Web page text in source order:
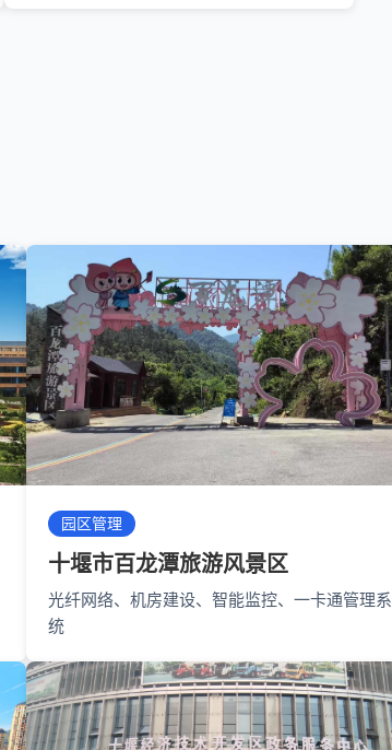
园区管理
十堰市百龙潭旅游风景区
光纤网络、机房建设、智能监控、一卡通管理系
统